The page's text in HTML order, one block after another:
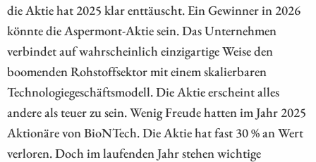
die Aktie hat 2025 klar enttäuscht. Ein Gewinner in 2026
könnte die Aspermont-Aktie sein. Das Unternehmen
verbindet auf wahrscheinlich einzigartige Weise den
boomenden Rohstoffsektor mit einem skalierbaren
Technologiegeschäftsmodell. Die Aktie erscheint alles
andere als teuer zu sein. Wenig Freude hatten im Jahr 2025
Aktionäre von BioNTech. Die Aktie hat fast 30 % an Wert
verloren. Doch im laufenden Jahr stehen wichtige